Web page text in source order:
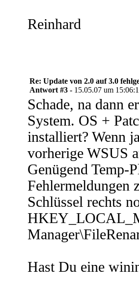
Reinhard
Re: Update von 2.0 auf 3.0
Antwort #3 - 15.05.07 um
Schade, na dann
System. OS +
installiert? Wenn
vorherige WSUS
Genügend Temp-
Fehlermeldungen
Schlüssel rechts
Hast Du eine